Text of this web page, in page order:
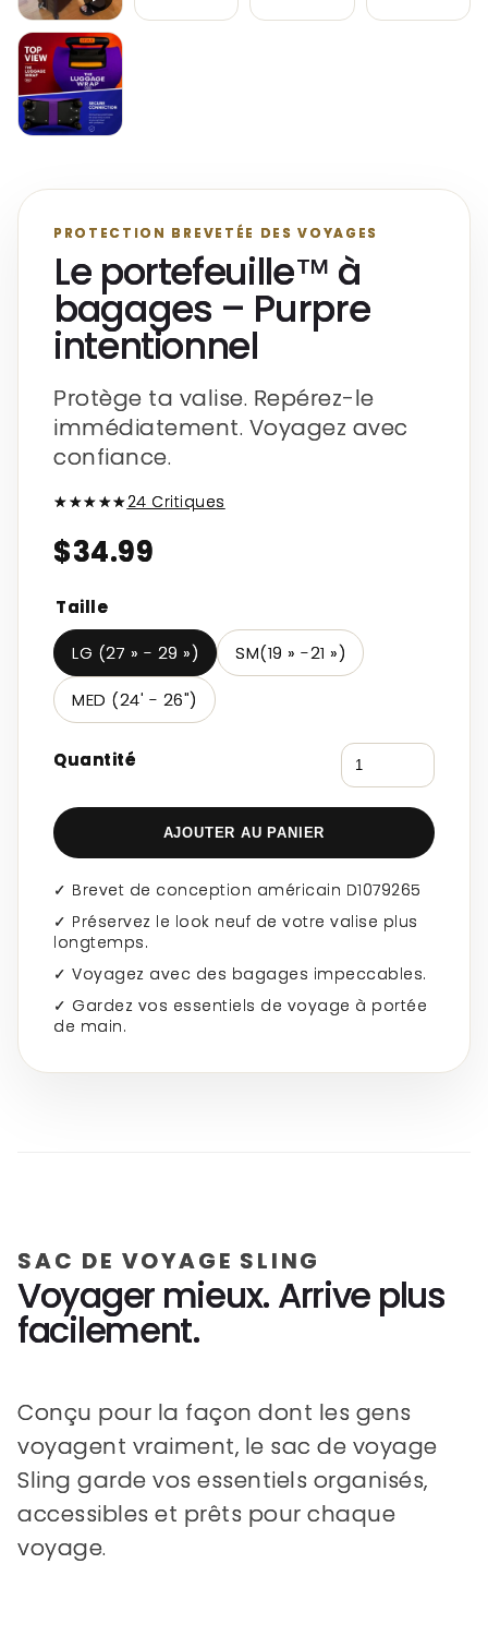
PROTECTION BREVETÉE DES VOYAGES
Le portefeuille™ à
bagages – Purpre
intentionnel
Protège ta valise. Repérez-le
immédiatement. Voyagez avec
confiance.
★★★★★24 Critiques
$34.99
Taille
LG (27 » - 29 »)
SM(19 » -21 »)
MED (24' - 26")
Quantité
AJOUTER AU PANIER
✓ Brevet de conception américain D1079265
✓ Préservez le look neuf de votre valise plus
longtemps.
✓ Voyagez avec des bagages impeccables.
✓ Gardez vos essentiels de voyage à portée
de main.
SAC DE VOYAGE SLING
Voyager mieux. Arrive plus
facilement.
Conçu pour la façon dont les gens
voyagent vraiment, le sac de voyage
Sling garde vos essentiels organisés,
accessibles et prêts pour chaque
voyage.